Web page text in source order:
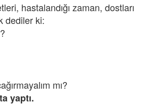
hastalandığı zaman, dostları
dediler ki:
mı?
yaptı.